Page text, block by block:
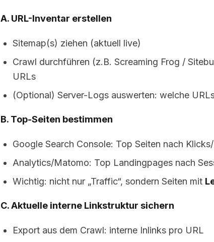
A. URL-Inventar erstellen
Sitemap(s) ziehen (aktuell live)
Crawl durchführen (z.B. Screaming Frog /
URLs
(Optional) Server-Logs auswerten: welche
B. Top-Seiten bestimmen
Google Search Console: Top Seiten nach
Analytics/Matomo: Top Landingpages nach
Wichtig: nicht nur „Traffic“, sondern Seiten mit
C. Aktuelle interne Linkstruktur sichern
Export aus dem Crawl: interne Inlinks pro URL